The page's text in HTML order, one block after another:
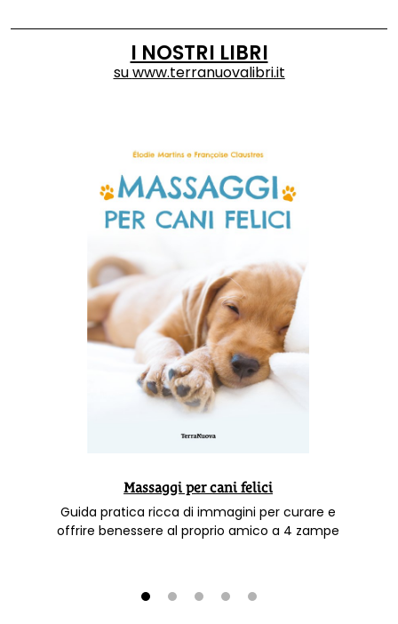
I NOSTRI LIBRI
suwww.terranuovalibri.it
Massaggi per cani felici
Guida pratica ricca di immagini per curare e
offrire benessere al proprio amico a 4 zampe